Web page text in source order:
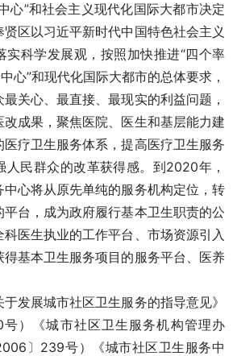
心”和社会主义现代化国际大都市决定
区以习近平新时代中国特色社会主义
实科学发展观，按照加快推进“四个率
心”和现代化国际大都市的总体要求，
关心、最直接、最现实的利益问题，
成果，聚焦医院、医生和基层能力建
疗卫生服务体系，提高医疗卫生服务
人民群众的改革获得感。到2020年，
心将从原先单纯的服务机构定位，转
台，成为政府履行基本卫生职责的公
医生执业的工作平台、市场资源引入
基本卫生服务项目的服务平台、医养
展城市社区卫生服务的指导意见》
号）《城市社区卫生服务机构管理办
〕239号）《城市社区卫生服务中